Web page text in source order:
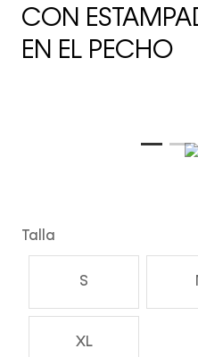
CON
EN EL PECHO
Talla
S
XL